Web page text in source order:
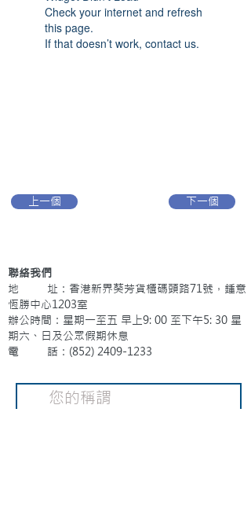
Check your internet and refresh
this page.
If that doesn’t work, contact us.
上一個 下一個
聯絡我們
地 址：香港新界葵芳貨櫃碼頭路71號，鍾意
恆勝中心1203室
辦公時間：星期一至五 早上9: 00 至下午5: 30 星
期六、日及公眾假期休息
電 話：(852) 2409-1233